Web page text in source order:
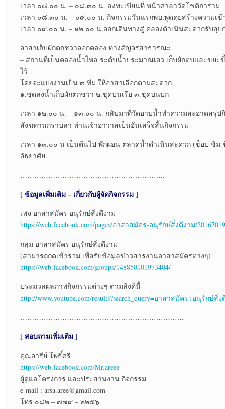
เวลา ๐๘.๐๐ น. – ๐๘.๓๐ น. ลงทะเบียนที่ หน้าศาลาวัดโชติการาม
เวลา ๐๘.๓๐ น. – ๐๙.๐๐ น. กิจกรรมวันแรกพบ,พูดคุยสร้างความเข้
เวลา ๐๙.๐๐ น. – ๑๒.๐๐ น.ออกเดินทางสู่ คลองดำเนินสะดวกรับอุ
อาสาเก็บผักตกชวาลอกคลอง ทางสัญจรสาธารณะ
– สถานที่เป็นคลองน้ำไหล ระดับน้ำประมาณเอว เก็บผักตบและขยะ
ไว้
โดยจะแบ่งงานเป็น ๓ ทีม ให้อาสาเลือกตามสะดวก
๑.ชุดลงน้ำเก็บผักตกชวา ๒.ชุดบนเรือ ๓.ชุดบนบก
เวลา ๑๒.๐๐ น. – ๑๓.๐๐ น. กลับมาที่วัดอาบน้ำทำความสะอาดสรุป
สังฆทานกราบลา ท่านเจ้าอาวาสเป็นอันเสร็จสิ้นกิจกรรม
เวลา ๑๓.๐๐ น เป็นต้นไป พักผ่อน ตลาดน้ำดำเนินสะดวก (ช็อป ชิ
อัธยาศัย
……………………………………………………..
[ ข้อมูลเพิ่มเติม – เกี่ยวกับผู้จัดกิจกรรม ]
เพจ อาสาสมัคร อนุรักษ์สิ่งดีงาม
https://web.facebook.com/pages/อาสาสมัคร-อนุรักษ์สิ่งดีงาม/
กลุ่ม อาสาสมัคร อนุรักษ์สิ่งดีงาม
(สามารถกดเข้าร่วม เพื่อรับข้อมูลข่าวสารงานอาสาสมัครต่างๆ)
https://web.facebook.com/groups/148850101973404/
ประมวลผลภาพกิจกรรมต่างๆ ตามลิงค์นี้
http://www.youtube.com/results?search_query=อาสาสมัคร+อนุรักษ์สิ่
…………………………………………………………….
[ สอบถามเพิ่มเติม ]
คุณอารีย์ โพธิ์ศรี
https://web.facebook.com/Mr.areee
ผู้ดูแลโครงการ และประสานงาน กิจกรรม
e-mail : arsa.aree@gmail.com
โทร ๐๘๒ – ๗๗๙ – ๒๒๕๖